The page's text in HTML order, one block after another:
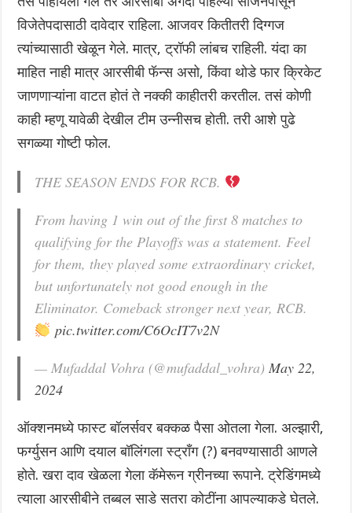
विजेतेपदासाठी दावेदार राहिला. आजवर कितीतरी दिग्गज
त्यांच्यासाठी खेळून गेले. मात्र, ट्रॉफी लांबच राहिली. यंदा का
माहित नाही मात्र आरसीबी फॅन्स असो, किंवा थोडे फार क्रिकेट
जाणणाऱ्यांना वाटत होतं ते नक्की काहीतरी करतील.‌ तसं कोणी
काही म्हणू यावेळी देखील टीम उन्नीसच होती. तरी आशे पुढे
सगळ्या गोष्टी फोल.
THE SEASON ENDS FOR RCB.
From having 1 win out of the first 8 matches to
qualifying for the Playoffs was a statement. Feel
for them, they played some extraordinary cricket,
but unfortunately not good enough in the
Eliminator. Comeback stronger next year, RCB.
pic.twitter.com/C6OcIT7v2N
— Mufaddal Vohra (@mufaddal_vohra)May 22,
2024
ऑक्शनमध्ये फास्ट बॉलर्सवर बक्कळ पैसा ओतला गेला. अल्झारी,
फर्ग्युसन‌ आणि दयाल बॉलिंगला स्ट्रॉंग (?) बनवण्यासाठी आणले
होते. खरा दाव खेळला गेला कॅमेरून ग्रीनच्या रूपाने. ट्रेडिंगमध्ये
त्याला आरसीबीने तब्बल साडे सतरा कोटींना आपल्याकडे घेतले.